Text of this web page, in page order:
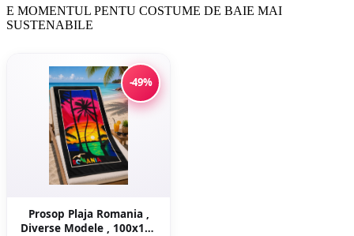
E MOMENTUL PENTU COSTUME DE BAIE MAI
SUSTENABILE
-49%
Prosop Plaja Romania ,
Diverse Modele , 100x180